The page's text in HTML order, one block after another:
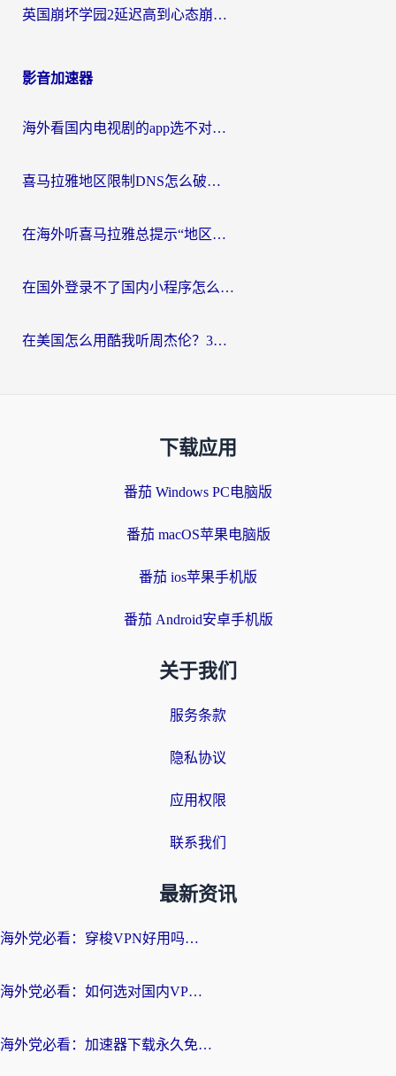
英国崩坏学园2延迟高到心态崩？海外党国服游戏加速终极指南
影音加速器
海外看国内电视剧的app选不对？这份回国加速器避坑指南帮你流畅追剧
喜马拉雅地区限制DNS怎么破？海外党听国内音乐听书的终极解决方案
在海外听喜马拉雅总提示“地区限制”？3步轻松解除+听国内音乐全攻略
在国外登录不了国内小程序怎么办？选对回国加速器，轻松解锁国内资源
在美国怎么用酷我听周杰伦？3步搞定海外听歌难题
下载应用
番茄 Windows PC电脑版
番茄 macOS苹果电脑版
番茄 ios苹果手机版
番茄 Android安卓手机版
关于我们
服务条款
隐私协议
应用权限
联系我们
最新资讯
海外党必看：穿梭VPN好用吗？和云帆VPN对比哪个回国效果更好？附真实测评+避坑指南
海外党必看：如何选对国内VPN，实现无缝访问国内资源？
海外党必看：加速器下载永久免费版真的存在吗？教你无缝访问国内资源的正确姿势